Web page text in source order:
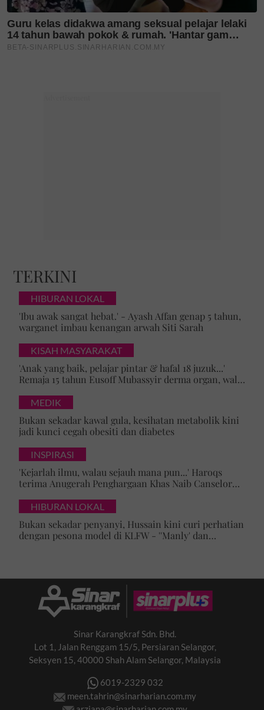
TERKINI
HIBURAN LOKAL
'Ibu awak sangat hebat.' - Ayash Affan genap 5 tahun,
warganet imbau kenangan arwah Siti Sarah
KISAH MASYARAKAT
'Anak yang baik, pelajar pintar & hafal 18 juzuk...'
Remaja 15 tahun Eusoff Mubassyir derma organ, walk
MEDIK
Bukan sekadar kawal gula, kesihatan metabolik kini
jadi kunci cegah obesiti dan diabetes
INSPIRASI
'Kejarlah ilmu, walau sejauh mana pun...' Haroqs
terima Anugerah Penghargaan Khas Naib Canselor
HIBURAN LOKAL
Bukan sekadar penyanyi, Hussain kini curi perhatian
dengan pesona model di KLFW - ''Manly' dan
Sinar Karangkraf Sdn. Bhd.
Lot 1, Jalan Renggam 15/5, Persiaran Selangor,
Seksyen 15, 40000 Shah Alam Selangor, Malaysia
6019-2329 032
meen.tahrin@sinarharian.com.my